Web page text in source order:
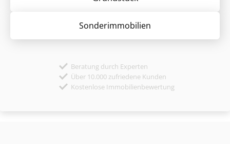
Sonder­immobilien
Beratung durch Experten
Über 10.000 zufriedene Kunden
Kostenlose Immobilienbewertung